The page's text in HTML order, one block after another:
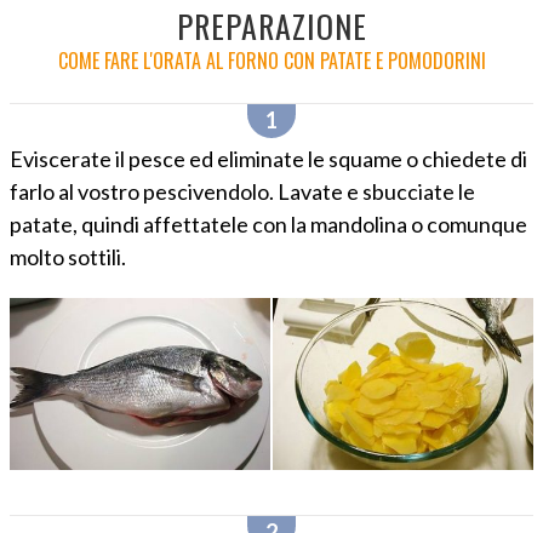
PREPARAZIONE
COME FARE L'ORATA AL FORNO CON PATATE E POMODORINI
Eviscerate il pesce ed eliminate le squame o chiedete di
farlo al vostro pescivendolo. Lavate e sbucciate le
patate, quindi affettatele con la mandolina o comunque
molto sottili.